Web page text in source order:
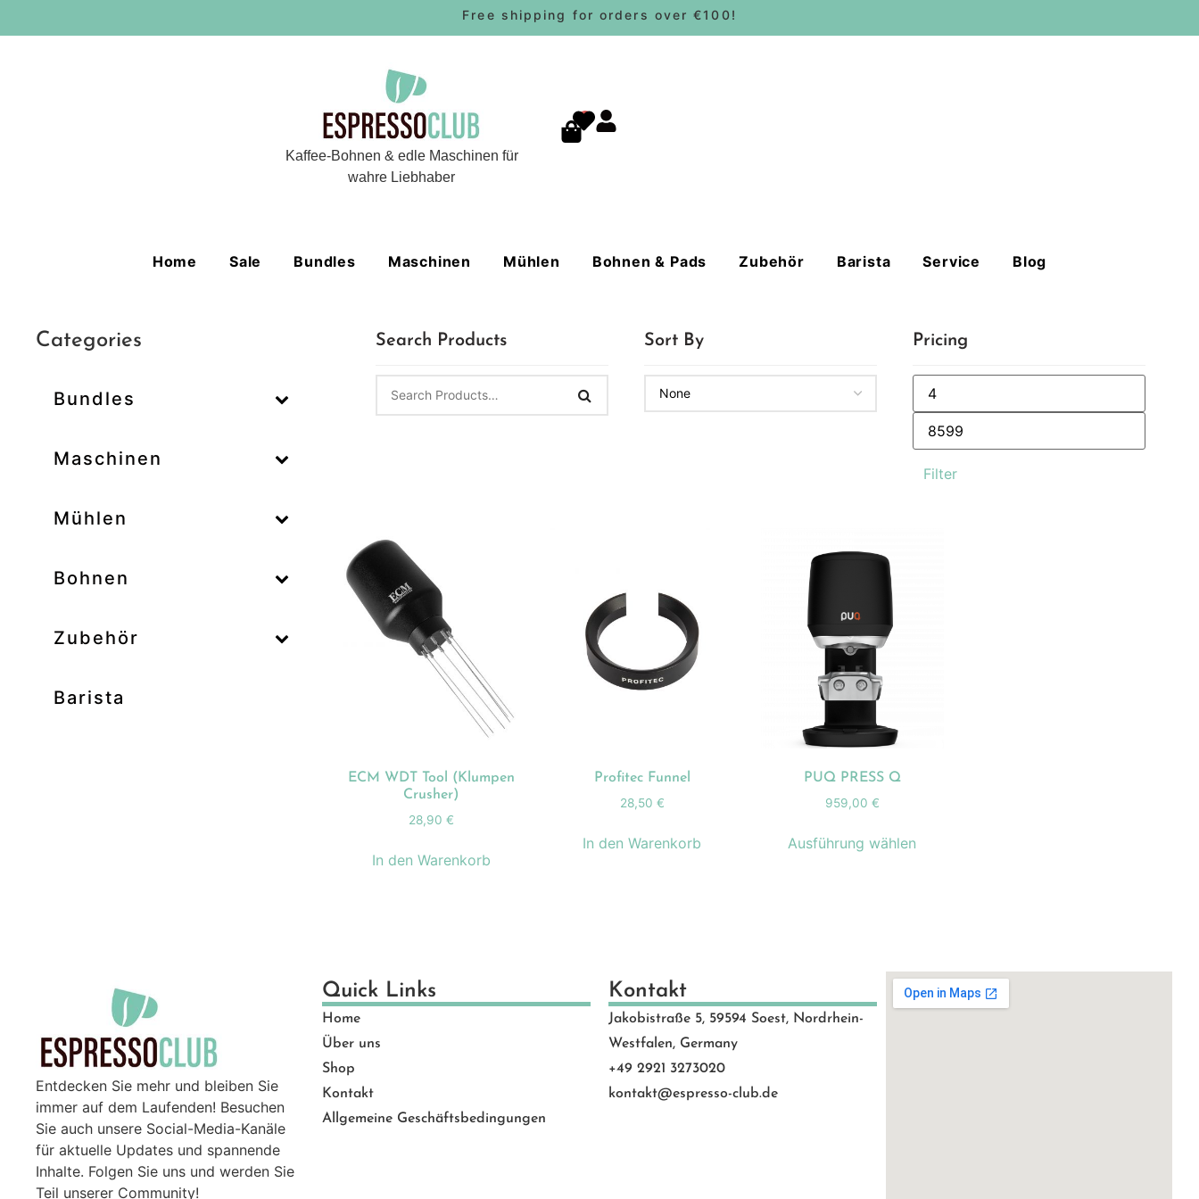
Free shipping for orders over €100!
Kaffee-Bohnen & edle Maschinen für
wahre Liebhaber
0
Home Sale Bundles Maschinen Mühlen Bohnen & Pads Zubehör Barista Service Blog
Categories
Bundles
Maschinen
–
Mühlen
–
Bohnen
–
Zubehör
Barista
Search Products Sort By Pricing
Filter
Zum Verkauf
Produkt-Kategorien
Unkategorisiert(2)
Abonnements(0)
Bundles(18)
Maschinen(131)
Top Rated
ECM WDT Tool (Klumpen
Crusher)
28,90€
In den Warenkorb
Profitec Funnel
28,50 €
In den Warenkorb
PUQ PRESS Q
959,00 €
Ausführung wählen
Entdecken Sie mehr und bleiben Sie
immer auf dem Laufenden! Besuchen
Sie auch unsere Social-Media-Kanäle
für aktuelle Updates und spannende
Inhalte. Folgen Sie uns und werden Sie
Teil unserer Community!
Quick Links
Home
Über uns
Shop
Kontakt
Allgemeine Geschäftsbedingungen
Kontakt
Jakobistraße 5, 59594 Soest, Nordrhein-
Westfalen, Germany
+49 2921 3273020
kontakt@espresso-club.de